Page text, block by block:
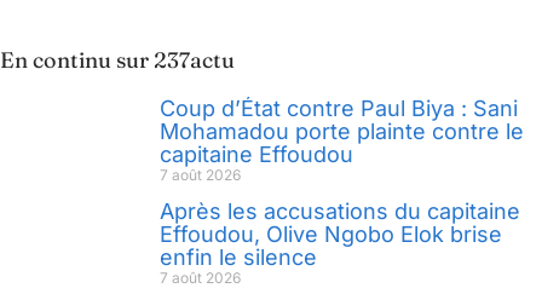
En continu sur 237actu
Coup d’État contre Paul Biya : Sani
Mohamadou porte plainte contre le
capitaine Effoudou
7 août 2026
Après les accusations du capitaine
Effoudou, Olive Ngobo Elok brise
enfin le silence
7 août 2026